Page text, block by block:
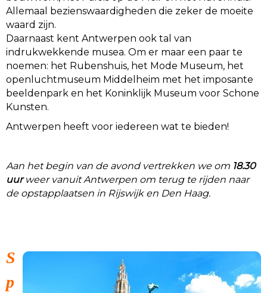
Allemaal bezienswaardigheden die zeker de moeite
waard zijn.
Daarnaast kent Antwerpen ook tal van
indrukwekkende musea. Om er maar een paar te
noemen: het Rubenshuis, het Mode Museum, het
openluchtmuseum Middelheim met het imposante
beeldenpark en het Koninklijk Museum voor Schone
Kunsten.
Antwerpen heeft voor iedereen wat te bieden!
Aan het begin van de avond vertrekken we om 18.30
uurweer vanuit Antwerpen om terug te rijden naar
de opstapplaatsen in Rijswijk en Den Haag.
S
p